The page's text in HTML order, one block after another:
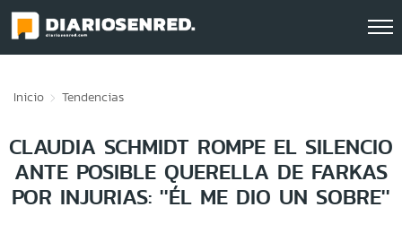
Inicio Tendencias
CLAUDIA SCHMIDT ROMPE EL SILENCIO
ANTE POSIBLE QUERELLA DE FARKAS
POR INJURIAS: ''ÉL ME DIO UN SOBRE''